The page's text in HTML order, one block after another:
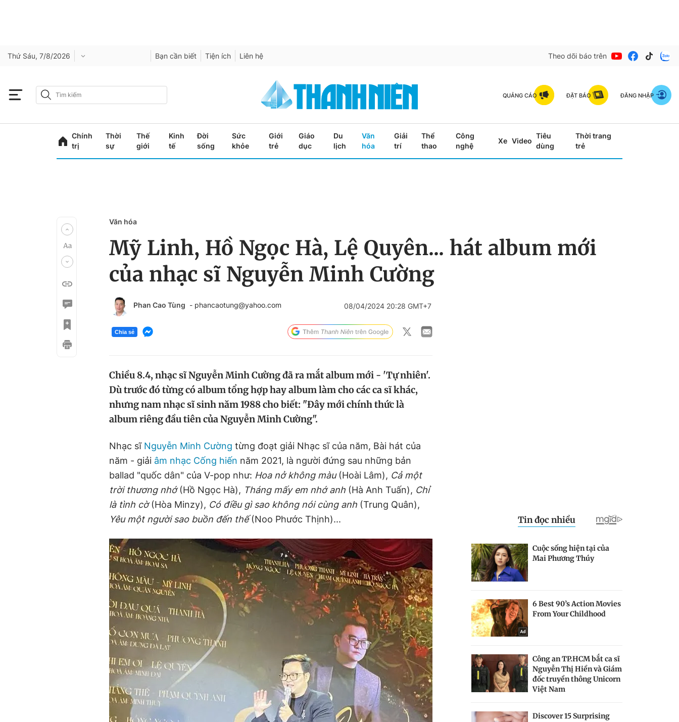
Thứ Sáu, 7/8/2026 Bạn cần biết Tiện ích Liên hệ Theo dõi báo trên
QUẢNG CÁO ĐẶT BÁO ĐĂNG NHẬP
Chính
trị
Thời
sự
Thế
giới
Kinh
tế
Đời
sống
Sức
khỏe
Giới
trẻ
Giáo
dục
Du
lịch
Văn
hóa
Giải
trí
Thể
thao
Công
nghệ
Xe Video
Tiêu
dùng
Thời trang
trẻ
Văn hóa
Mỹ Linh, Hồ Ngọc Hà, Lệ Quyên... hát album mới
của nhạc sĩ Nguyễn Minh Cường
Phan Cao Tùng - phancaotung@yahoo.com 08/04/2024 20:28 GMT+7
Chia sẻ
Chiều 8.4, nhạc sĩ Nguyễn Minh Cường đã ra mắt album mới - 'Tự nhiên'.
Dù trước đó từng có album tổng hợp hay album làm cho các ca sĩ khác,
nhưng nam nhạc sĩ sinh năm 1988 cho biết: "Đây mới chính thức là
album riêng đầu tiên của Nguyễn Minh Cường".
Nhạc sĩ Nguyễn Minh Cường từng đoạt giải Nhạc sĩ của năm, Bài hát của
năm - giải âm nhạc Cống hiến năm 2021, là người đứng sau những bản
ballad "quốc dân" của V-pop như: Hoa nở không màu(Hoài Lâm), Cả một
trời thương nhớ(Hồ Ngọc Hà), Tháng mấy em nhớ anh (Hà Anh Tuấn), Chỉ
là tình cờ(Hòa Minzy), Có điều gì sao không nói cùng anh (Trung Quân),
Yêu một người sao buồn đến thế(Noo Phước Thịnh)...